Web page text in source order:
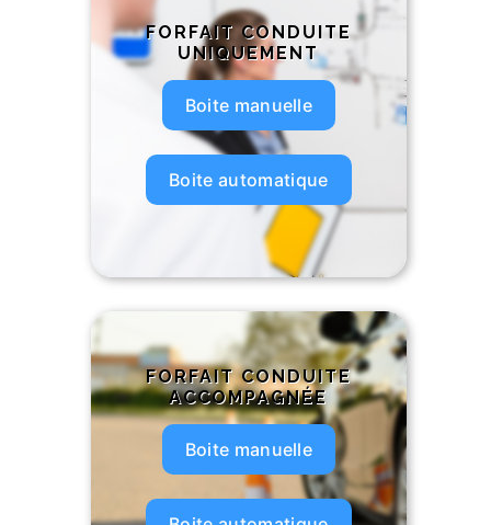
FORFAIT CONDUITE
UNIQUEMENT
Boite manuelle
Boite automatique
FORFAIT CONDUITE
ACCOMPAGNÉE
Boite manuelle